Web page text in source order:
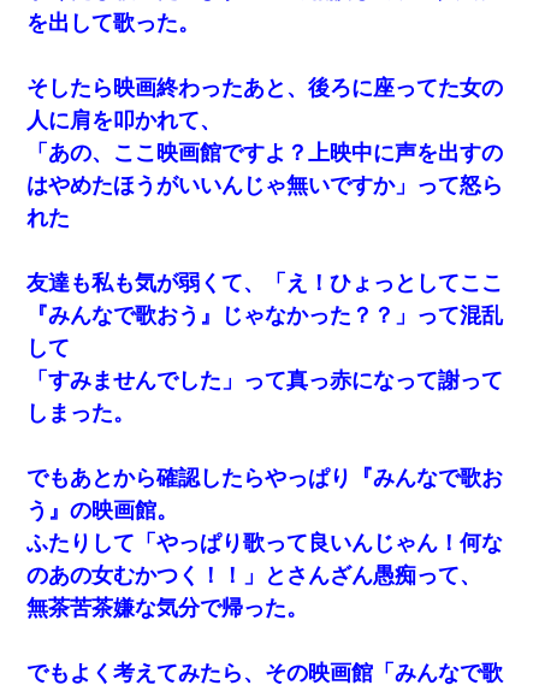
私が遺産を相続。→それを知った義両親が「旅行代金を出せ！」
嫁の妹（26歳）がずっとウチに泊まりに来た結果→俺がヤバイｗ
ｗｗｗｗｗｗｗ
「お前の父ちゃんは自宅警備員」とかからかわれたけど、実はと
んでもない仕事に就いていた
デパートの外商『私さんだと名乗る女が、ツケで宝石を買おうと
していて…』私「！？」→ 翌日。ママ友たちの様子が微妙におか
しくなり・・・
ワイ144kg彼女98kgデブカップル、1年間毎日行為しまくった結
中の道を走っていたら、突然ガガッ！って音がして…
夫に癌の余命宣告。その闘病中に長女から信じられない言葉を受
けた
【衝撃】婚約者「兄と結婚はするけど嫁入りするわけじゃない。
を出して歌った。
そしたら映画終わったあと、後ろに座ってた女の
人に肩を叩かれて、
「あの、ここ映画館ですよ？上映中に声を出すの
はやめたほうがいいんじゃ無いですか」って怒ら
れた
友達も私も気が弱くて、「え！ひょっとしてここ
『みんなで歌おう』じゃなかった？？」って混乱
して
「すみませんでした」って真っ赤になって謝って
しまった。
でもあとから確認したらやっぱり『みんなで歌お
う』の映画館。
ふたりして「やっぱり歌って良いんじゃん！何な
のあの女むかつく！！」とさんざん愚痴って、
無茶苦茶嫌な気分で帰った。
でもよく考えてみたら、その映画館「みんなで歌